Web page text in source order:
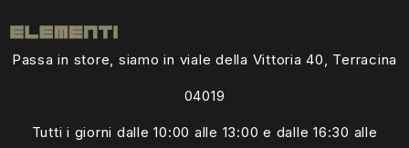
Passa in store, siamo in viale della Vittoria 40, Terracina
04019
Tutti i giorni dalle10:00 alle 13:00 e dalle 16:30 alle